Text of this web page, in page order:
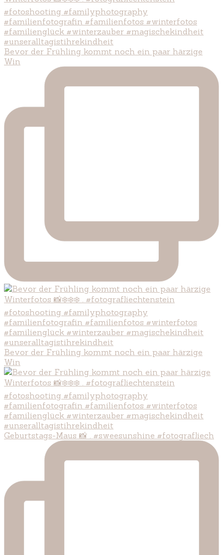
Bevor der Frühling kommt noch ein paar härzige
Win
Bevor der Frühling kommt noch ein paar härzige
Win
Geburtstags-Maus 📸 . #sweesunshine #fotografliech